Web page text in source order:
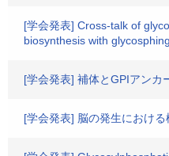
[学会発表] Cross-talk of
biosynthesis with
[学会発表] 補体とGPIアンカ
[学会発表] 脳の発生における